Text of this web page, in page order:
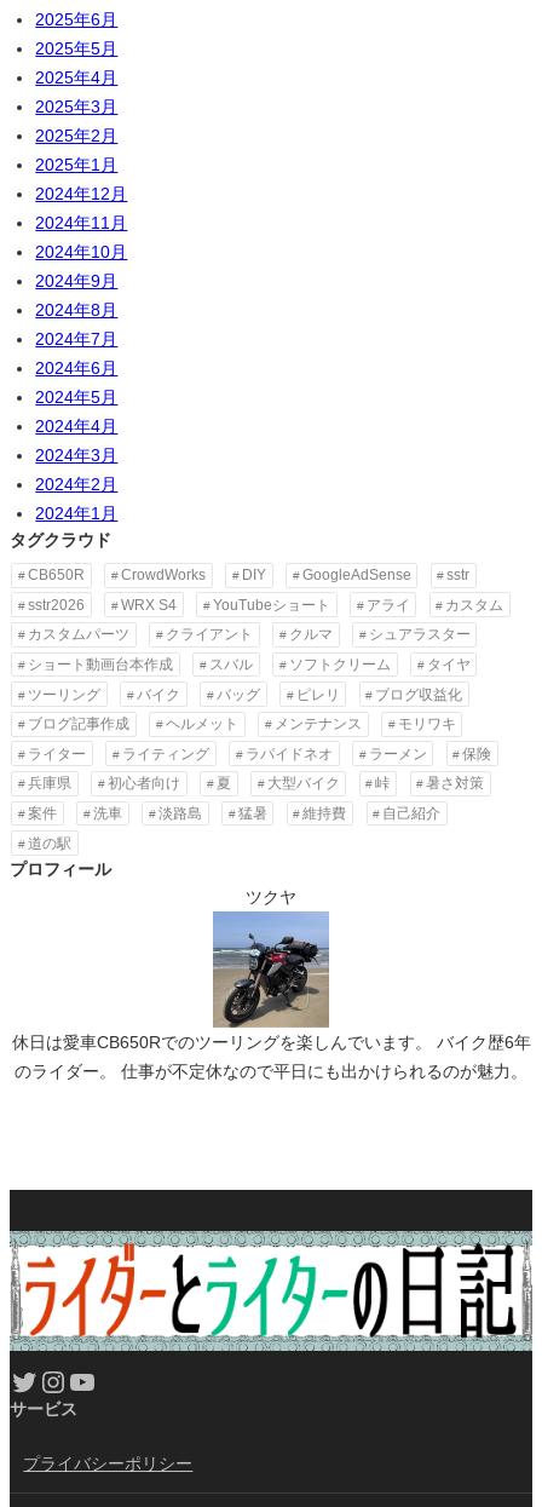
2025年6月
2025年5月
2025年4月
2025年3月
2025年2月
2025年1月
2024年12月
2024年11月
2024年10月
2024年9月
2024年8月
2024年7月
2024年6月
2024年5月
2024年4月
2024年3月
2024年2月
2024年1月
タグクラウド
CB650R CrowdWorks DIY GoogleAdSense
sstr
sstr2026
WRX S4 YouTubeショート アライ
カスタム
カスタムパーツ
クライアント クルマ
シュアラスター
ショート動画台本作成
スバル ソフトクリーム
タイヤ
ツーリング
バイク バッグ ピレリ
ブログ収益化
ブログ記事作成
ヘルメット メンテナンス
モリワキ
ライター
ライティング ラパイドネオ ラーメン
保険
兵庫県
初心者向け 夏 大型バイク 峠
暑さ対策
案件
洗車 淡路島 猛暑 維持費
自己紹介
道の駅
プロフィール
ツクヤ
休日は愛車CB650Rでのツーリングを楽しんでいます。 バイク歴6年
のライダー。 仕事が不定休なので平日にも出かけられるのが魅力。
Twitter Instagram YouTube
サービス
プライバシーポリシー